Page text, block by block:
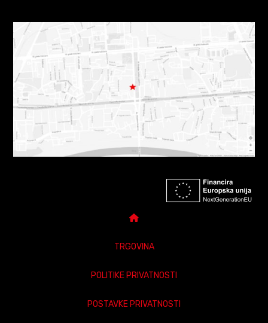
TRGOVINA
POLITIKE PRIVATNOSTI
POSTAVKE PRIVATNOSTI